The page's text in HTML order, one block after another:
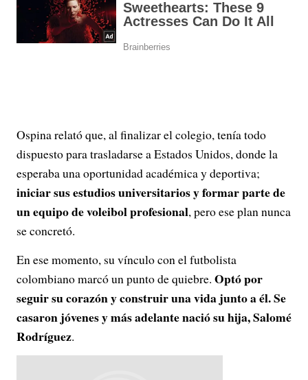
Ospina relató que, al finalizar el colegio, tenía todo
dispuesto para trasladarse a Estados Unidos, donde la
esperaba una oportunidad académica y deportiva;
iniciar sus estudios universitarios y formar parte de
un equipo de voleibol profesional, pero ese plan nunca
se concretó.
En ese momento, su vínculo con el futbolista
colombiano marcó un punto de quiebre. Optó por
seguir su corazón y construir una vida junto a él. Se
casaron jóvenes y más adelante nació su hija, Salomé
Rodríguez.